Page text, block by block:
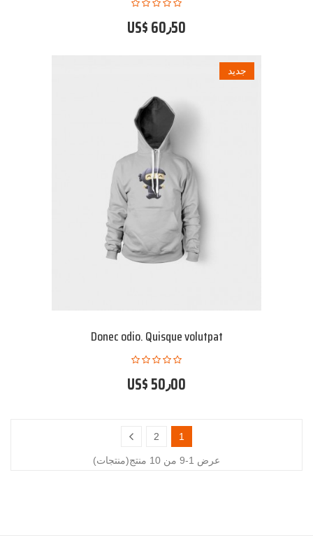
US$ 60٫50
جديد
Donec odio. Quisque volutpat
US$ 50٫00
1
2
عرض 1-9 من 10 منتج(منتجات)